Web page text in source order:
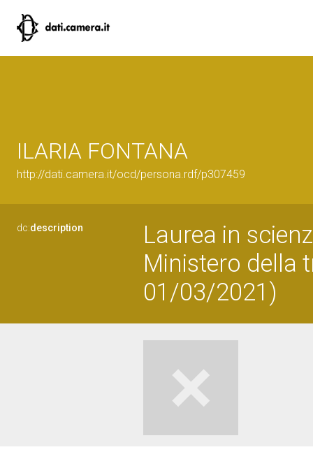
ILARIA FONTANA
http://dati.camera.it/ocd/persona.rdf/p307459
dc:description
Laurea in
Ministero della
01/03/2021)